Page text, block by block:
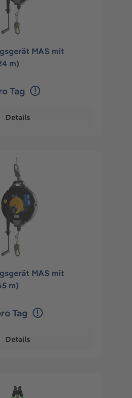
MAS mit
m)
Tag
Details
MAS mit
m)
Tag
Details